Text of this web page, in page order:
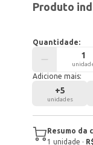
Produto
Quantidade:
Adicione mais:
+5
unidades
Resumo da
1 unidade ·